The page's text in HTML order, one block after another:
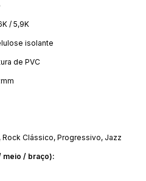
/ 5,9K
isolante
de PVC
Rock Clássico, Progressivo, Jazz
meio / braço):